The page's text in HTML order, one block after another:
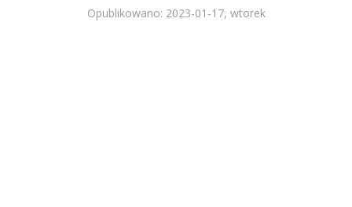
Opublikowano: 2023-01-17, wtorek